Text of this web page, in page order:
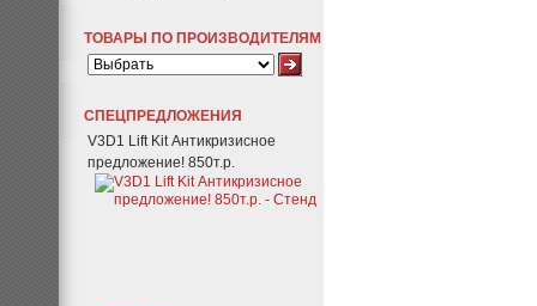
ТОВАРЫ ПО ПРОИЗВОДИТЕЛЯМ
СПЕЦПРЕДЛОЖЕНИЯ
V3D1 Lift Kit Антикризисное
предложение! 850т.р.